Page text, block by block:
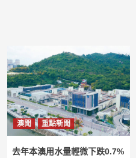
澳聞 重點新聞
去年本澳用水量輕微下跌0.7%